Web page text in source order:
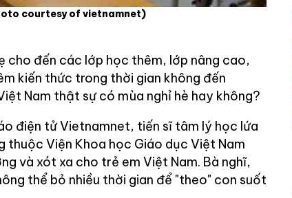
courtesy of vietnamnet)
cho đến các lớp học thêm, lớp nâng cao,
kiến thức trong thời gian không đến
Nam thật sự có mùa nghỉ hè hay không?
điện tử Vietnamnet, tiến sĩ tâm lý học lứa
thuộc Viện Khoa học Giáo dục Việt Nam
và xót xa cho trẻ em Việt Nam. Bà nghĩ,
thể bỏ nhiều thời gian để "theo" con suốt